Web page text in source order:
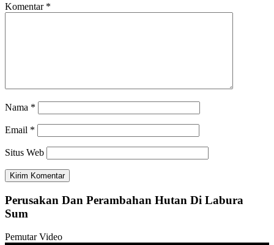
Komentar *
Nama *
Email *
Situs Web
Perusakan Dan Perambahan Hutan Di Labura
Sum
Pemutar Video